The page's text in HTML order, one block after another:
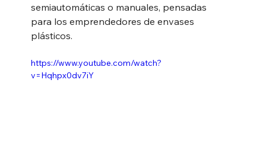
semiautomáticas o manuales, pensadas
para los emprendedores de envases
plásticos.
https://www.youtube.com/watch?
v=Hqhpx0dv7iY